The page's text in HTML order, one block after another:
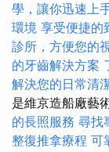
學，讓你迅速上
環境 享受便捷的
診所，方便您的
的牙齒解決方案
解決您的日常清
是維京造船廠藝
的長照服務 尋找
整復推拿療程 可